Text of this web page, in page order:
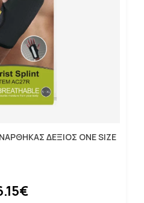
ΔΕΞΙΟΣ ONE SIZE